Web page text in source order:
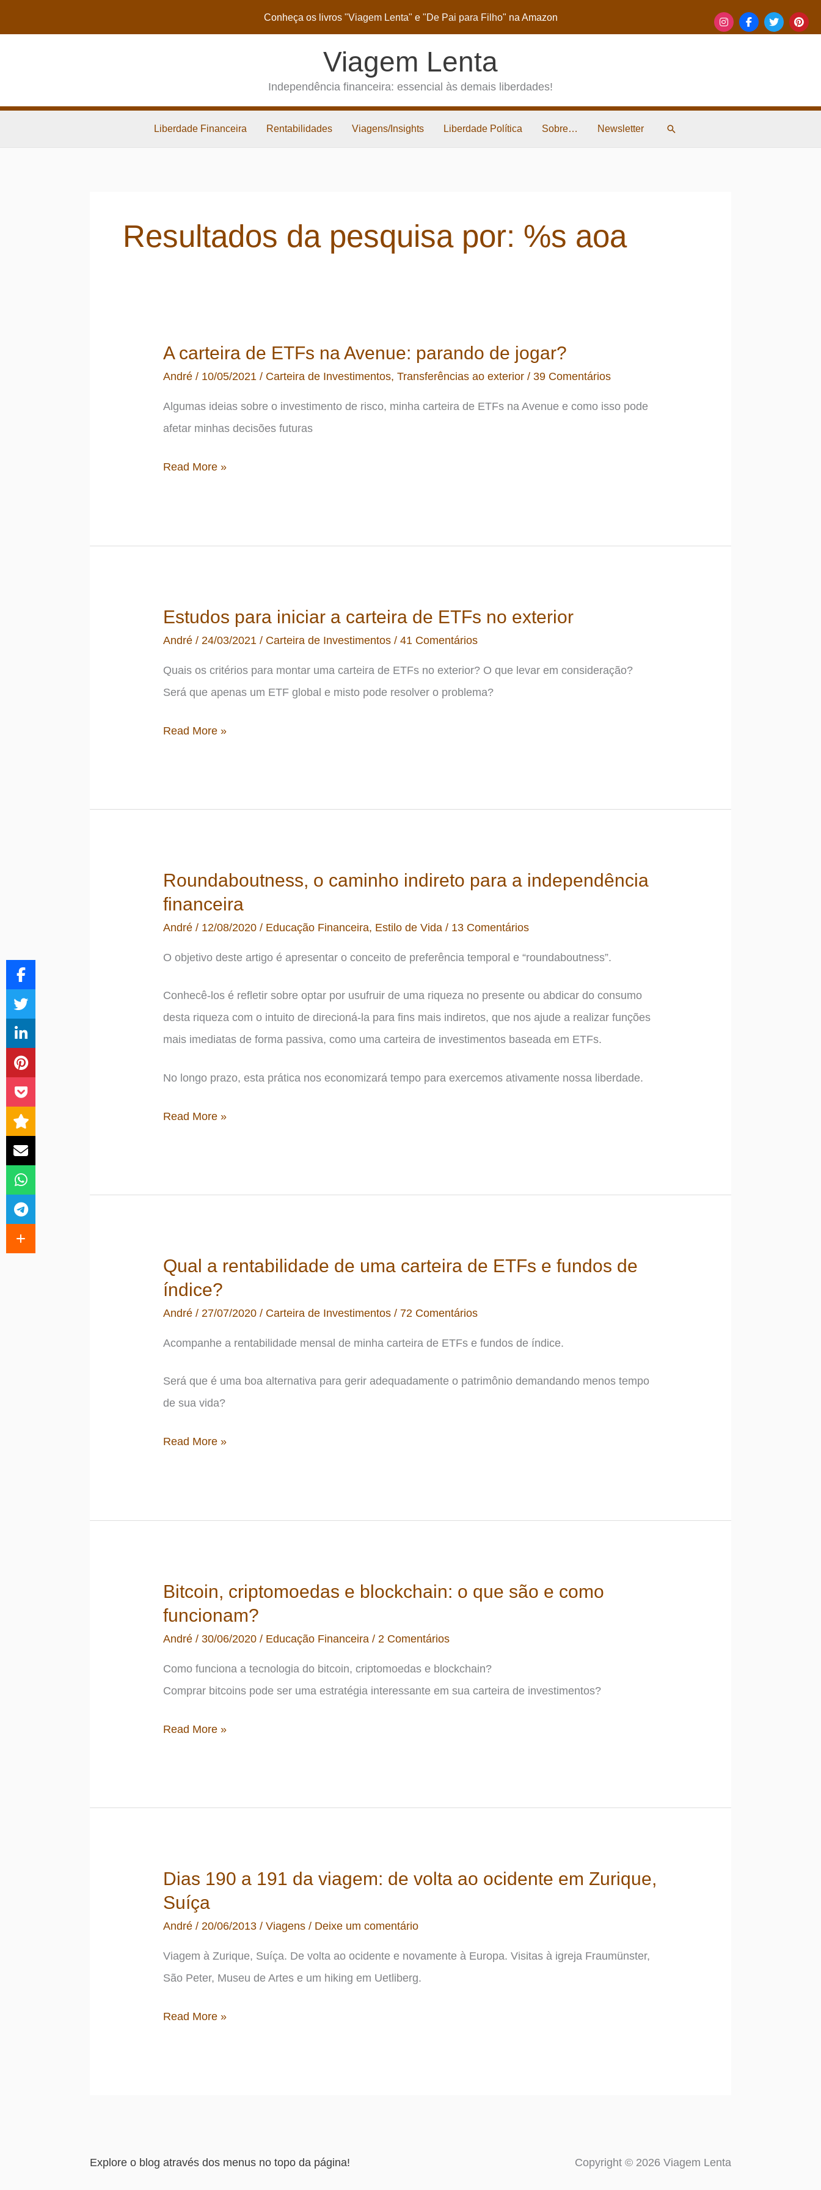
Conheça os livros "Viagem Lenta" e "De Pai para Filho" na Amazon
Viagem Lenta
Independência financeira: essencial às demais liberdades!
Liberdade Financeira Rentabilidades Viagens/Insights Liberdade Política Sobre… Newsletter Pesquisar
Resultados da pesquisa por: %s aoa
A carteira de ETFs na Avenue: parando de jogar?
André/ 10/05/2021/ Carteira de Investimentos,Transferências ao exterior /39 Comentários
Algumas ideias sobre o investimento de risco, minha carteira de ETFs na Avenue e como isso pode
afetar minhas decisões futuras
A
de
jogar?
Read More »
Estudos para iniciar a carteira de ETFs no exterior
André/ 24/03/2021/ Carteira de Investimentos /41 Comentários
Quais os critérios para montar uma carteira de ETFs no exterior? O que levar em consideração?
Será que apenas um ETF global e misto pode resolver o problema?
Estudos
no
exterior
Read More »
Roundaboutness, o caminho indireto para a independência
financeira
André/ 12/08/2020/ Educação Financeira, Estilo de Vida / 13 Comentários
O objetivo deste artigo é apresentar o conceito de preferência temporal e “roundaboutness”.
Conhecê-los é refletir sobre optar por usufruir de uma riqueza no presente ou abdicar do consumo
desta riqueza com o intuito de direcioná-la para fins mais indiretos, que nos ajude a realizar funções
mais imediatas de forma passiva, como uma carteira de investimentos baseada em ETFs.
No longo prazo, esta prática nos economizará tempo para exercemos ativamente nossa liberdade.
Roundaboutness,
financeira
Read More »
Qual a rentabilidade de uma carteira de ETFs e fundos de
índice?
André/27/07/2020/ Carteira de Investimentos / 72 Comentários
Acompanhe a rentabilidade mensal de minha carteira de ETFs e fundos de índice.
Será que é uma boa alternativa para gerir adequadamente o patrimônio demandando menos tempo
de sua vida?
Qual
ETFs
e
fundos
Read More »
Bitcoin, criptomoedas e blockchain: o que são e como
funcionam?
André/30/06/2020/ Educação Financeira / 2 Comentários
Como funciona a tecnologia do bitcoin, criptomoedas e blockchain?
Comprar bitcoins pode ser uma estratégia interessante em sua carteira de investimentos?
Bitcoin,
e
como
funcionam?
Read More »
Dias 190 a 191 da viagem: de volta ao ocidente em Zurique,
Suíça
André/20/06/2013/Viagens / Deixe um comentário
Viagem à Zurique, Suíça. De volta ao ocidente e novamente à Europa. Visitas à igreja Fraumünster,
São Peter, Museu de Artes e um hiking em Uetliberg.
Dias
volta
Read More »
Explore o blog através dos menus no topo da página! Copyright © 2026 Viagem Lenta